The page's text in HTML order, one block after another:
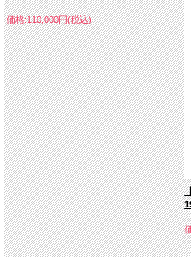
価格:110,000円(税込)